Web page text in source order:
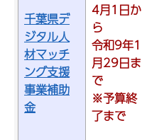
千葉県デ
ジタル人
材マッチ
ング支援
事業補助
金
4月1日か
ら
令和9年1
月29日ま
で
※予算終
了まで